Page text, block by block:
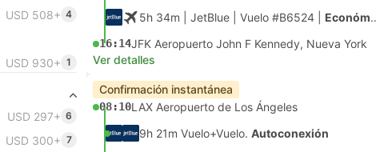
USD 508+ 4
USD 930+ 1
USD 297+ 6
USD 300+ 7
5h 34m | JetBlue Vuelo #B6524 Económica
16:14JFK Aeropuerto John F Kennedy, Nueva York
Ver detalles
Confirmación instantánea
08:10LAX Aeropuerto de Los Ángeles
9h 21m Vuelo+Vuelo. Autoconexión